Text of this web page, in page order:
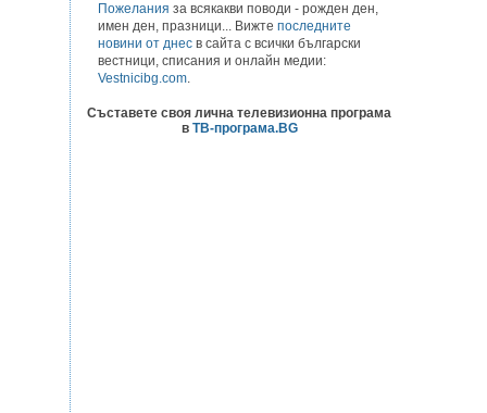
Пожелания за всякакви поводи - рожден ден,
имен ден, празници... Вижте последните
новини от днес в сайта с всички български
вестници, списания и онлайн медии:
Vestnicibg.com.
Съставете своя лична телевизионна програма
в ТВ-програма.BG